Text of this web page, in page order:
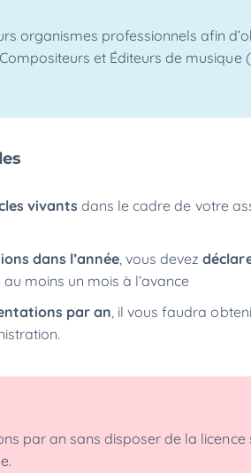
organismes professionnels afin
et Éditeurs de musique
vivants dans le cadre de votre
dans l’année, vous devez
moins un mois à l’avance
par an, il vous faudra
par an sans disposer de la